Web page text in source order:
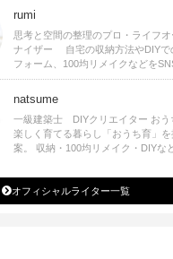
ます。
rumi
思考と空間の整理のプロ・ライフ
ナイザー 自宅の収納方法やDIYで
フォーム、100均リメイクなどを
公開中。 収納やリメイク、インテ
シピ提供、店舗プロデュース 2016年
月に宝島社より【Rumiのおうち時
楽しむインテリア】を出版しまし
natsume
一級建築士 DIYクリエイター おう
楽しく育てる暮らし「おうち育」を
案。 収納・100均リメイク・DIYな
発信中。 著書 なつめさんちの新しい
のになつかしいアンティークな部屋
り 雑誌掲載・TV出演・コラム執筆
オフィシャルライター一覧